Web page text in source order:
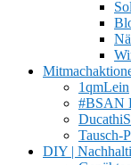
1qmLein
#BSAN
Tausch-
DIY |